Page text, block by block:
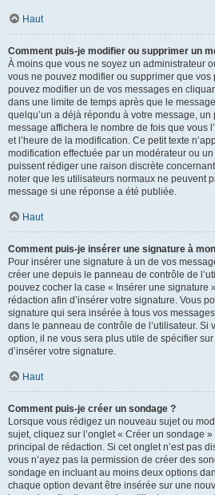
Haut
Comment puis-je modifier ou supprimer un
À moins que vous ne soyez un administrateur
vous ne pouvez modifier ou supprimer que vos
pouvez modifier un de vos messages en
dans une limite de temps après que le
quelqu’un a déjà répondu à votre message,
message affichera le nombre de fois que vous
et l’heure de la modification. Ce petit texte
modification effectuée par un modérateur ou
puissent rédiger une raison discrète
noter que les utilisateurs normaux ne peuvent
message si une réponse a été publiée.
Haut
Comment puis-je insérer une signature à
Pour insérer une signature à un de vos
créer une depuis le panneau de contrôle de
pouvez cocher la case « Insérer une signature
rédaction afin d’insérer votre signature. Vous
signature qui sera insérée à tous vos
dans le panneau de contrôle de l’utilisateur. Si
option, il ne vous sera plus utile de spécifier
d’insérer votre signature.
Haut
Comment puis-je créer un sondage ?
Lorsque vous rédigez un nouveau sujet ou
sujet, cliquez sur l’onglet « Créer un sondage
principal de rédaction. Si cet onglet n’est pas
vous n’ayez pas la permission de créer des
sondage en incluant au moins deux options
chaque option devant être insérée sur une